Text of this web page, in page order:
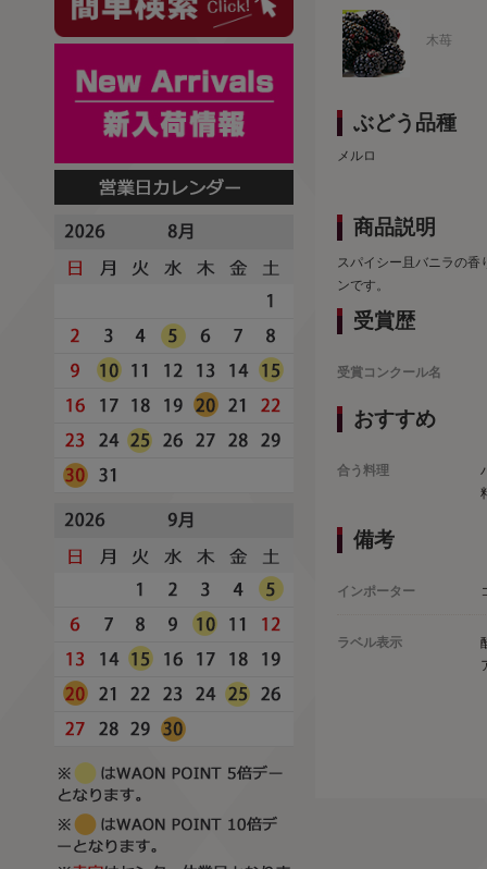
木苺
ぶどう品種
メルロ
商品説明
スパイシー且バニラの香
ンです。
受賞歴
受賞コンクール名
おすすめ
合う料理
備考
インポーター
ラベル表示